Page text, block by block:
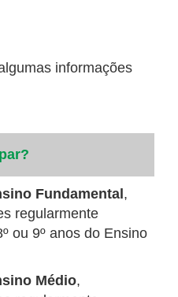
informações
Fundamental ,
regularmente
ou 9º anos do Ensino
Médio,